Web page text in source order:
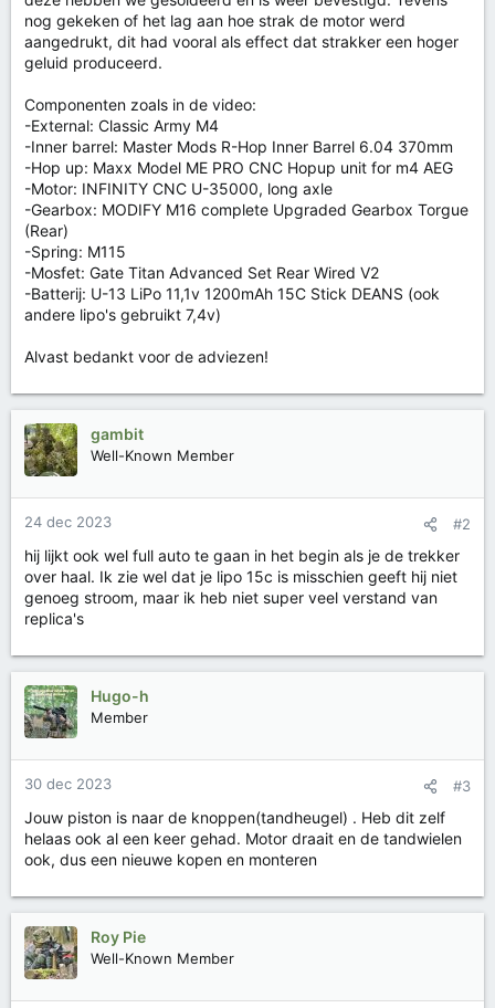
nog gekeken of het lag aan hoe strak de motor werd
aangedrukt, dit had vooral als effect dat strakker een hoger
geluid produceerd.
Componenten zoals in de video:
-External: Classic Army M4
-Inner barrel: Master Mods R-Hop Inner Barrel 6.04 370mm
-Hop up: Maxx Model ME PRO CNC Hopup unit for m4 AEG
-Motor: INFINITY CNC U-35000, long axle
-Gearbox: MODIFY M16 complete Upgraded Gearbox Torgue
(Rear)
-Spring: M115
-Mosfet: Gate Titan Advanced Set Rear Wired V2
-Batterij: U-13 LiPo 11,1v 1200mAh 15C Stick DEANS (ook
andere lipo's gebruikt 7,4v)
Alvast bedankt voor de adviezen!
gambit
Well-Known Member
24 dec 2023 #2
hij lijkt ook wel full auto te gaan in het begin als je de trekker
over haal. Ik zie wel dat je lipo 15c is misschien geeft hij niet
genoeg stroom, maar ik heb niet super veel verstand van
replica's
Hugo-h
Member
30 dec 2023 #3
Jouw piston is naar de knoppen(tandheugel) . Heb dit zelf
helaas ook al een keer gehad. Motor draait en de tandwielen
ook, dus een nieuwe kopen en monteren
Roy Pie
Well-Known Member